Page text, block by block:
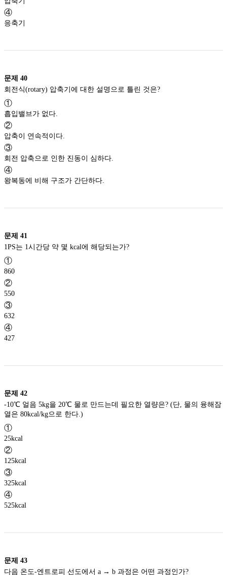
④
응축기
문제 40
①
흡입밸브가 없다.
②
압축이 연속적이다.
③
회전 압축으로 인한 진동이 심하다.
④
왕복동에 비해 구조가 간단하다.
문제 41
①
860
②
550
③
632
④
427
문제 42
-10℃ 얼음 5kg을 20℃ 물로 만드는데 필요한 열량은? (단, 물의 융해잠
①
25kcal
②
125kcal
③
325kcal
④
525kcal
문제 43